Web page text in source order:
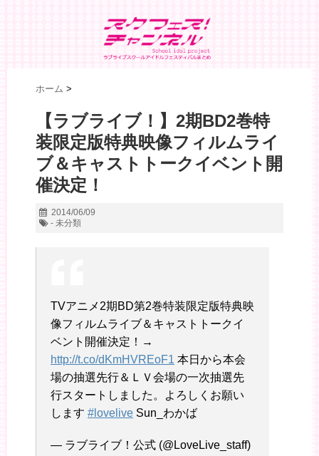
ホーム >
【ラブライブ！】2期BD2巻特
装限定版特典映像フィルムライ
ブ＆キャストトークイベント開
催決定！
2014/06/09
- 未分類
TVアニメ2期BD第2巻特装限定版特典映
像フィルムライブ＆キャストトークイ
ベント開催決定！→
http://t.co/dKmHVREoF1 本日から本会
場の抽選先行＆ＬＶ会場の一次抽選先
行スタートしました。よろしくお願い
します #lovelive Sun_わかば
— ラブライブ！公式 (@LoveLive_staff)